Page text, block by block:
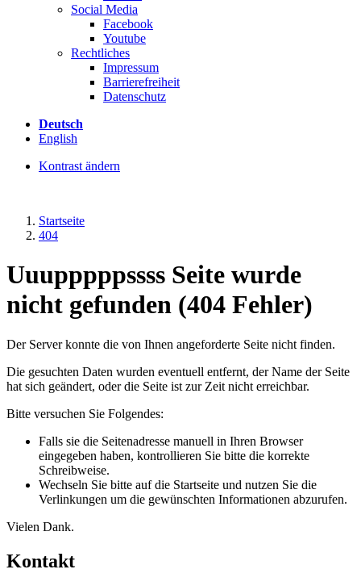
Social Media
Facebook
Youtube
Rechtliches
Impressum
Barrierefreiheit
Datenschutz
Deutsch
English
Kontrast ändern
Startseite
404
Uuupppppssss Seite wurde
nicht gefunden (404 Fehler)
Der Server konnte die von Ihnen angeforderte Seite nicht finden.
Die gesuchten Daten wurden eventuell entfernt, der Name der Seite
hat sich geändert, oder die Seite ist zur Zeit nicht erreichbar.
Bitte versuchen Sie Folgendes:
Falls sie die Seitenadresse manuell in Ihren Browser
eingegeben haben, kontrollieren Sie bitte die korrekte
Schreibweise.
Wechseln Sie bitte auf die Startseite und nutzen Sie die
Verlinkungen um die gewünschten Informationen abzurufen.
Vielen Dank.
Kontakt